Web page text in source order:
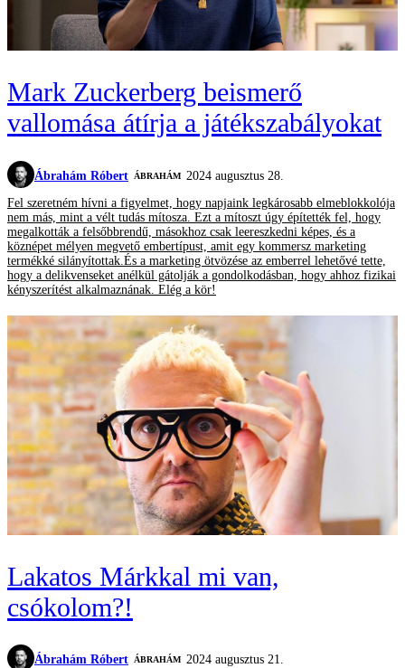
Mark Zuckerberg beismerő
vallomása átírja a játékszabályokat
Ábrahám Róbert ÁBRAHÁM
2024 augusztus 28.
Fel szeretném hívni a figyelmet, hogy napjaink legkárosabb elmeblokkolója
nem más, mint a vélt tudás mítosza. Ezt a mítoszt úgy építették fel, hogy
megalkották a felsőbbrendű, másokhoz csak leereszkedni képes, és a
köznépet mélyen megvető embertípust, amit egy kommersz marketing
termékké silányítottak.És a marketing ötvözése az emberrel lehetővé tette,
hogy a delikvenseket anélkül gátolják a gondolkodásban, hogy ahhoz fizikai
kényszerítést alkalmaznának. Elég a kör!
Lakatos Márkkal mi van,
csókolom?!
Ábrahám Róbert ÁBRAHÁM 2024 augusztus 21.